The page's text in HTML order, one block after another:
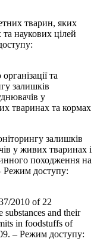
тварин, яких
наукових цілей
та
залишків
у
тваринах та кормах
залишків
у живих тваринах і
походження на
Режим доступу:
2010 of 22
and their
in foodstuffs of
– Режим доступу: